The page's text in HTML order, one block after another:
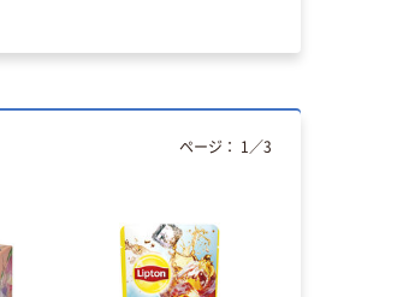
ページ： 1 ／3